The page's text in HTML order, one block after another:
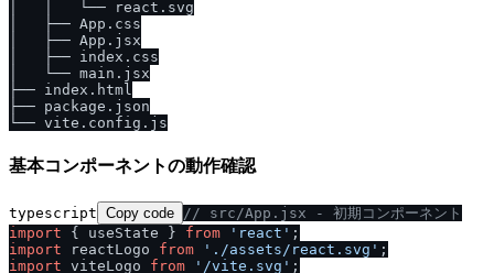
│   │   └── react.svg
│   ├── App.css
│   ├── App.jsx
│   ├── index.css
│   └── main.jsx
├── index.html
├── package.json
基本コンポーネントの動作確認
typescript Copy code // src/App.jsx - 初期コンポーネント
import { useState } from 'react'
import reactLogo from '. /assets/ react.svg'
import viteLogo from ' /vite.svg'